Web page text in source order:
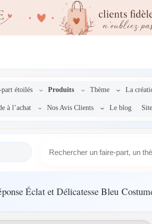
étoilés Produits Thème La
à l’achat Nos Avis Clients Le blog
r
h
Éclat et Délicatesse Bleu